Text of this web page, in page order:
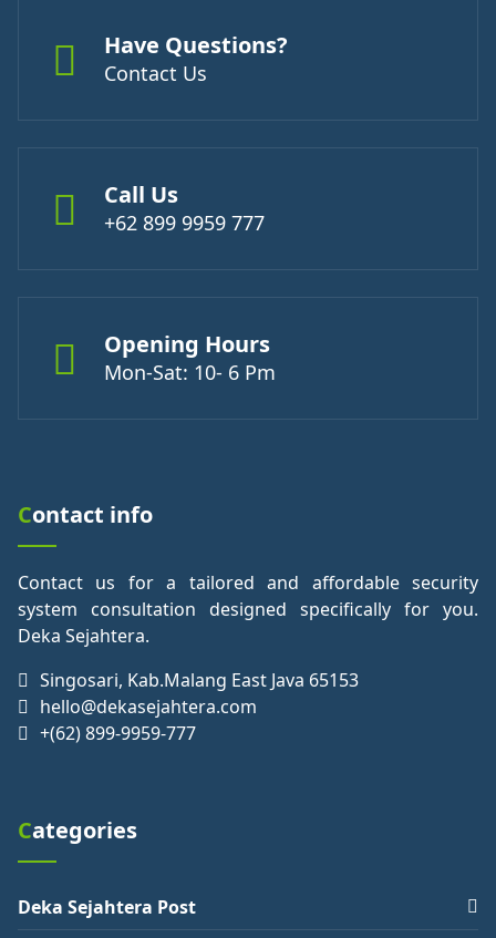
Have Questions?
Contact Us
Call Us
+62 899 9959 777
Opening Hours
Mon-Sat: 10- 6 Pm
Contact info
Contact us for a tailored and affordable security
system consultation designed specifically for you.
Deka Sejahtera.
Singosari, Kab.Malang East Java 65153
hello@dekasejahtera.com
+(62) 899-9959-777
Categories
Deka Sejahtera Post